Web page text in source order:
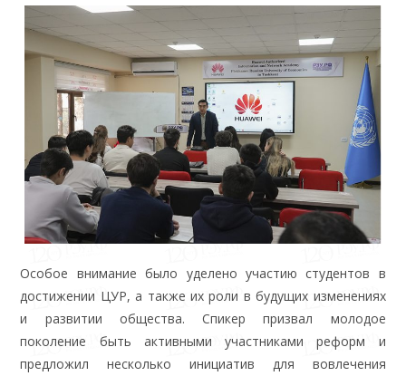
Особое внимание было уделено участию студентов в
достижении ЦУР, а также их роли в будущих изменениях
и развитии общества. Спикер призвал молодое
поколение быть активными участниками реформ и
предложил несколько инициатив для вовлечения